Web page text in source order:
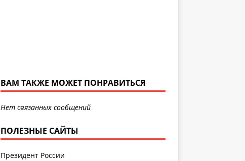
ВАМ ТАКЖЕ МОЖЕТ ПОНРАВИТЬСЯ
Нет связанных сообщений
ПОЛЕЗНЫЕ САЙТЫ
Президент России